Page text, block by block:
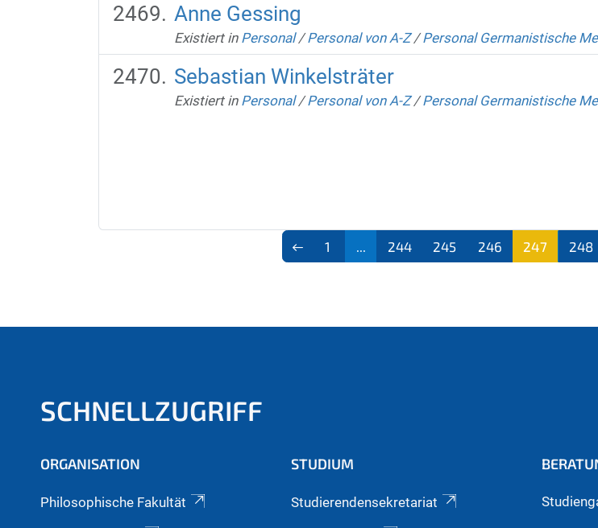
Anne Gessing
Existiert in Personal /Personal von A-Z /Personal Germanistische
Sebastian Winkelsträter
Existiert in Personal /Personal von A-Z /Personal Germanistische
1 244 245 246
247
248
SCHNELLZUGRIFF
ORGANISATION
Philosophische Fakultät
STUDIUM
Studierendensekretariat